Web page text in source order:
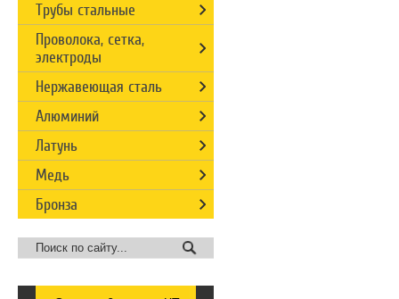
Трубы стальные
Проволока, сетка,
электроды
Нержавеющая сталь
Алюминий
Латунь
Медь
Бронза